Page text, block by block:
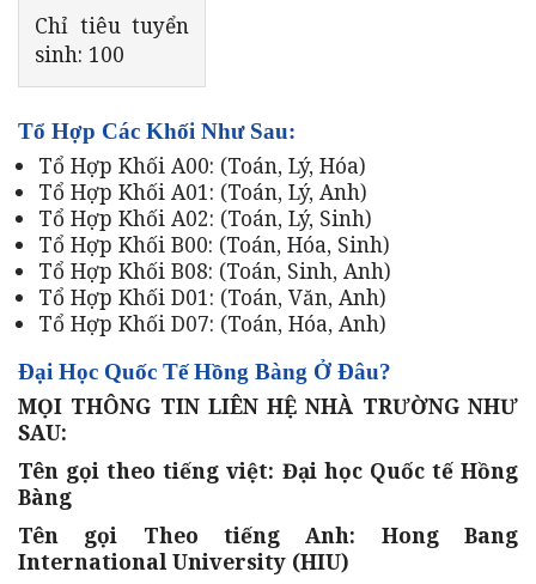
Chỉ tiêu tuyển
sinh: 100
Tổ Hợp Các Khối Như Sau:
Tổ Hợp Khối A00: (Toán, Lý, Hóa)
Tổ Hợp Khối A01: (Toán, Lý, Anh)
Tổ Hợp Khối A02: (Toán, Lý, Sinh)
Tổ Hợp Khối B00: (Toán, Hóa, Sinh)
Tổ Hợp Khối B08: (Toán, Sinh, Anh)
Tổ Hợp Khối D01: (Toán, Văn, Anh)
Tổ Hợp Khối D07: (Toán, Hóa, Anh)
Đại Học Quốc Tế Hồng Bàng Ở Đâu?
MỌI THÔNG TIN LIÊN HỆ NHÀ TRƯỜNG NHƯ
SAU:
Tên gọi theo tiếng việt: Đại học Quốc tế Hồng
Bàng
Tên gọi Theo tiếng Anh: Hong Bang
International University (HIU)